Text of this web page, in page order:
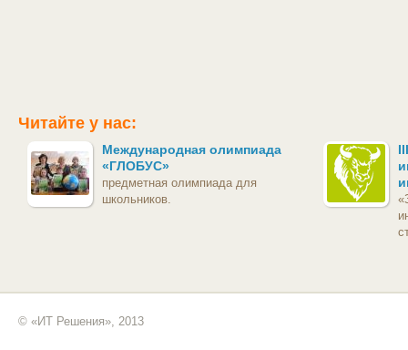
Читайте у нас:
Международная олимпиада
«ГЛОБУС»
предметная олимпиада для
школьников.
© «ИТ Решения», 2013